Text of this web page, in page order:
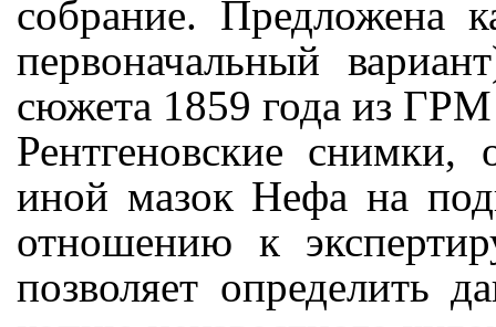
собрание. Предложена
первоначальный
сюжета 1859 года из
Рентгеновские снимки,
иной мазок Нефа на
отношению к
позволяет определить